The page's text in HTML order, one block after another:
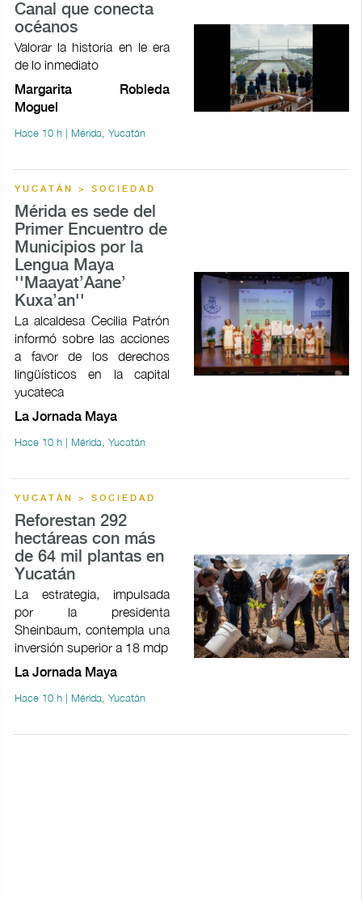
Canal que conecta
océanos
Valorar la historia en le era
de lo inmediato
Margarita Robleda
Moguel
Hace 10 h | Mérida, Yucatán
YUCATÁN > SOCIEDAD
Mérida es sede del
Primer Encuentro de
Municipios por la
Lengua Maya
''Maayat’Aane’
Kuxa’an''
La alcaldesa Cecilia Patrón
informó sobre las acciones
a favor de los derechos
lingüísticos en la capital
yucateca
La Jornada Maya
Hace 10 h | Mérida, Yucatán
YUCATÁN > SOCIEDAD
Reforestan 292
hectáreas con más
de 64 mil plantas en
Yucatán
La estrategia, impulsada
por la presidenta
Sheinbaum, contempla una
inversión superior a 18 mdp
La Jornada Maya
Hace 10 h | Mérida, Yucatán